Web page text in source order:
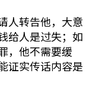
人转告他，大意
给人是过失；如
，他不需要缓
证实传话内容是